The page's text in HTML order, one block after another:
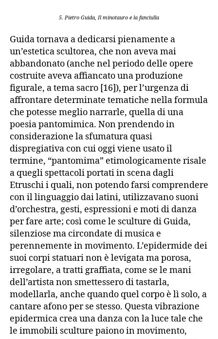
5. Pietro Guida, Il minotauro e la fanciulla
Guida tornava a dedicarsi pienamente a
un’estetica scultorea, che non aveva mai
abbandonato (anche nel periodo delle opere
costruite aveva affiancato una produzione
figurale, a tema sacro [16]), per l’urgenza di
affrontare determinate tematiche nella formula
che potesse meglio narrarle, quella di una
poesia pantomimica. Non prendendo in
considerazione la sfumatura quasi
dispregiativa con cui oggi viene usato il
termine, “pantomima” etimologicamente risale
a quegli spettacoli portati in scena dagli
Etruschi i quali, non potendo farsi comprendere
con il linguaggio dai latini, utilizzavano suoni
d’orchestra, gesti, espressioni e moti di danza
per fare arte; così come le sculture di Guida,
silenziose ma circondate di musica e
perennemente in movimento. L’epidermide dei
suoi corpi statuari non è levigata ma porosa,
irregolare, a tratti graffiata, come se le mani
dell’artista non smettessero di tastarla,
modellarla, anche quando quel corpo è lì solo, a
cantare afono per se stesso. Questa vibrazione
epidermica crea una danza con la luce tale che
le immobili sculture paiono in movimento,